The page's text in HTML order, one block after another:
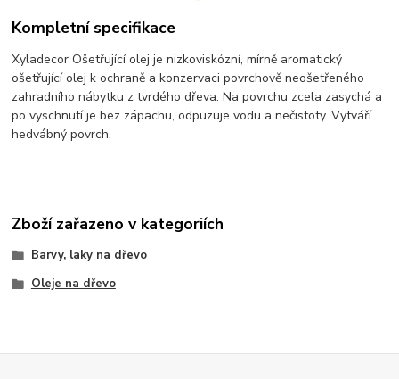
Kompletní specifikace
Xyladecor Ošetřující olej je nizkoviskózní, mírně aromatický
ošetřující olej k ochraně a konzervaci povrchově neošetřeného
zahradního nábytku z tvrdého dřeva. Na povrchu zcela zasychá a
po vyschnutí je bez zápachu, odpuzuje vodu a nečistoty. Vytváří
hedvábný povrch.
Zboží zařazeno v kategoriích
Barvy, laky na dřevo
Oleje na dřevo